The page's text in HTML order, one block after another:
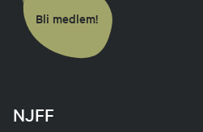
Bli medlem!
NJFF